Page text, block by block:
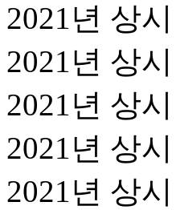
2021년 상
2021년 상
2021년 상
2021년 상
2021년 상